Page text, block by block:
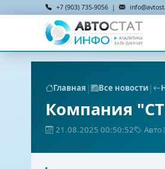
+7 (903) 735-9056 |
Главная | Все новости|
Компания
21.08.2025 00:50:52 Авто